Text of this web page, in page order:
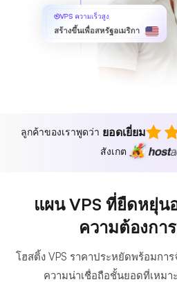
VPS ความเร็วสูง
สร้างขึ้นเพื่อสหรัฐอเมริกา
ลูกค้าของเราพูดว่า ยอดเยี่ยม
สังเกต
แผน VPS ที่ยืดหยุ่น
ความต้องกา
โฮสติ้ง VPS ราคาประหยัดพร้อมกา
ความน่าเชื่อถือชั้นยอดที่เหม